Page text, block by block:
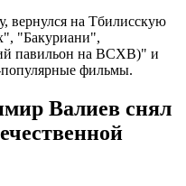
вернулся на Тбилисскую
"Бакуриани",
павильон на ВСХВ)" и
популярные фильмы.
Валиев снял